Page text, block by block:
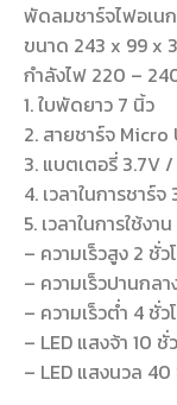
พัดลมชาร์จไฟอเน
ขนาด 243 x 99 x
กำลังไฟ 220 –
1. ใบพัดยาว 7 นิ้ว
2. สายชาร์จ Micro
3. แบตเตอรี่ 3.7V
4. เวลาในการชาร์
5. เวลาในการใช้งาน
– ความเร็วสูง 2 ชั่ว
– ความเร็วปานกลา
– ความเร็วต่ำ 4 ชั่ว
– LED แสงจ้า 10 ชั่
– LED แสงนวล 40